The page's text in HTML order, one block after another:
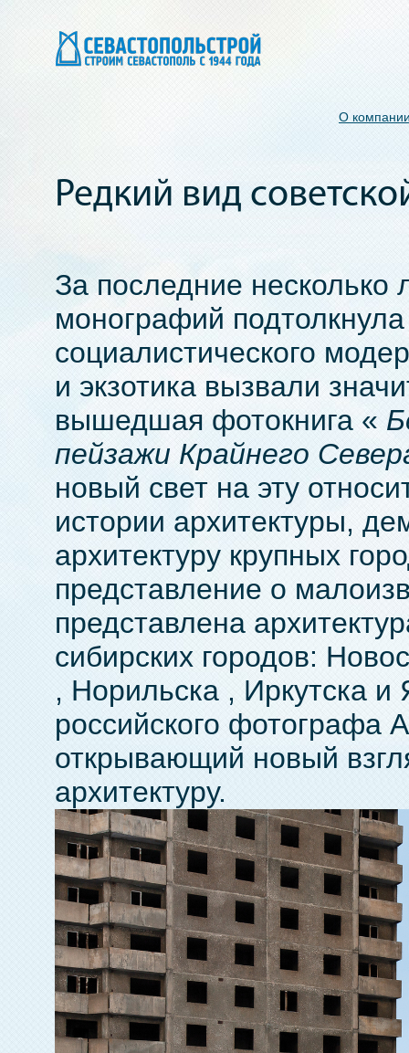
О
Редкий вид
За последние несколько
монографий
социалистического
и экзотика вызвали
вышедшая фотокнига «
пейзажи Крайнего
новый свет на эту
истории архитектуры,
архитектуру крупных
представление о
представлена
сибирских городов:
, Норильска , Иркутска и
российского фотографа
открывающий новый
архитектуру.